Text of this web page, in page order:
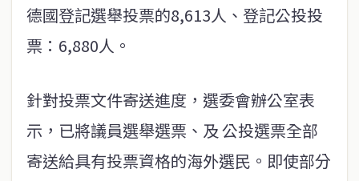
德國登記選舉投票的8,613人、登記公投投
票：6,880人。
針對投票文件寄送進度，選委會辦公室表
示，已將議員選舉選票、及 公投選票全部
寄送給具有投票資格的海外選民。即使部分